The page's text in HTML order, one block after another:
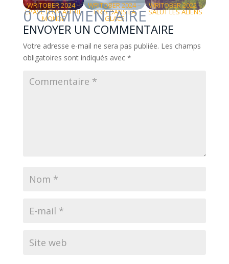
WRITOBER 2024 –
ÉPAVE D’UN AUTRE
MONDE
WRITOBER 2024 –
PRIS DANS LA
GLACE
WRITOBER 2022 –
SALUT LES ALIENS
0 COMMENTAIRE
ENVOYER UN COMMENTAIRE
Votre adresse e-mail ne sera pas publiée. Les champs
obligatoires sont indiqués avec *